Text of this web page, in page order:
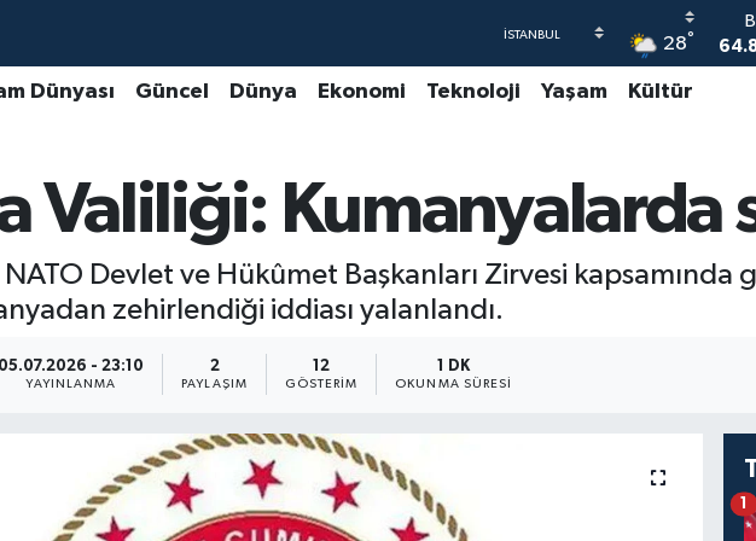
28°
Dünyası Güncel Dünya Ekonomi Teknoloji Yaşam Kültür
Valiliği: Kumanyalarda
Devlet ve Hükûmet Başkanları Zirvesi kapsamında
zehirlendiği iddiası yalanlandı.
05.07.2026 - 23:10
YAYINLANMA
2
PAYLAŞIM
12
GÖSTERIM
1 DK
OKUNMA SÜRESI
1